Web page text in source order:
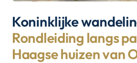
Koninklijke
Rondleiding langs
Haagse huizen van